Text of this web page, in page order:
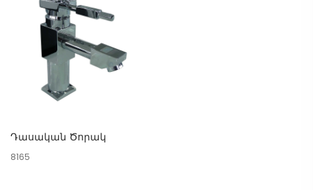
Դասական Ծորակ
8165